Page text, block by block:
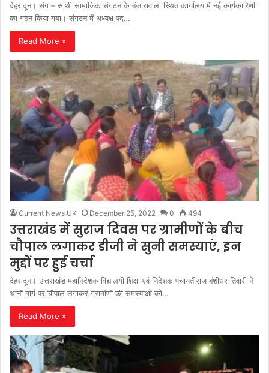
देहरादून। संग – साथी सामाजिक संगठन के बंजारावाला स्थित कार्यालय में नई कार्यकारिणी
का गठन किया गया। संगठन में अध्यक्ष पद…
Read More »
Current News UK December 25, 2022 0 494
उत्तराखंड में सुराज दिवस पर ग्रामीणों के बीच
चौपाल लगाकर डीजी ने सुनी समस्याएं, इन
मुद्दों पर हुई चर्चा
देहरादून। उत्तराखंड महानिदेशक विद्यालयी शिक्षा एवं निदेशक पंचायतीराज बंशीधर तिवारी ने
थानों मार्ग पर चौपाल लगाकर ग्रामीणों की समस्याओं को…
Read More »